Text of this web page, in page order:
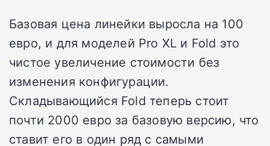
Базовая цена линейки выросла на 100
евро, и для моделей Pro XL и Fold это
чистое увеличение стоимости без
изменения конфигурации.
Складывающийся Fold теперь стоит
почти 2000 евро за базовую версию, что
ставит его в один ряд с самыми